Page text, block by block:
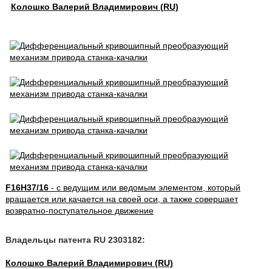
Колошко Валерий Владимирович (RU)
F16H37/16- с ведущим или ведомым элементом, который
вращается или качается на своей оси, а также совершает
возвратно-поступательное движение
Владельцы патента RU 2303182:
Колошко Валерий Владимирович (RU)